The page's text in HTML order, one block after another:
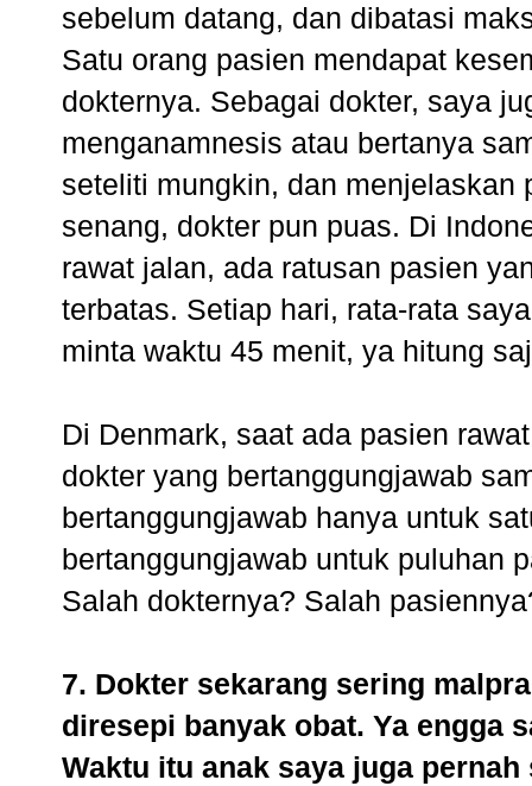
sebelum datang, dan dibatasi
Satu orang pasien mendapat
dokternya. Sebagai dokter, saya
menganamnesis atau bertanya
seteliti mungkin, dan
senang, dokter pun puas. Di
rawat jalan, ada ratusan pasien
terbatas. Setiap hari, rata-rata
minta waktu 45 menit, ya hitung
Di Denmark, saat ada pasien
dokter yang bertanggungjawab
bertanggungjawab hanya untuk
bertanggungjawab untuk puluhan
Salah dokternya? Salah
7. Dokter sekarang sering
diresepi banyak obat. Ya engga
Waktu itu anak saya juga